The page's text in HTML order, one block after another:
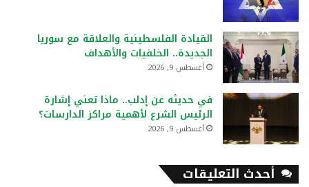
القيادة الفلسطينية والعلاقة مع سوريا
الجديدة.. الخلفيات والأهداف
أغسطس 9, 2026
في حديثه عن إدلب.. ماذا تعني إشارة
الرئيس الشرع لأهمية مراكز الدارسات؟
أغسطس 9, 2026
أحدث التعليقات